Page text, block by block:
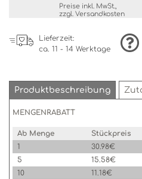
Preise inkl. MwSt.,
zzgl. Versandkosten
Lieferzeit:
ca. 11 - 14 Werktage
Produktbeschreibung
MENGENRABATT
Ab Menge
Stückpreis
1
30.98€
5
15.58€
10
11.18€